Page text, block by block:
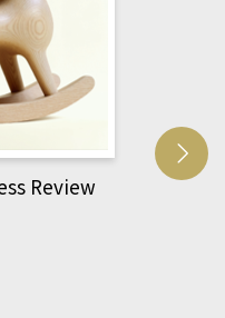
Review